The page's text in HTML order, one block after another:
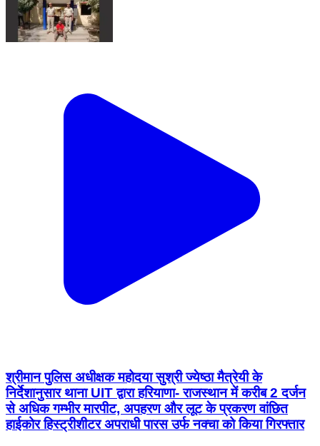
श्रीमान पुलिस अधीक्षक महोदया सुश्री ज्येष्ठा मैत्रेयी के
निर्देशानुसार थाना UIT द्वारा हरियाणा- राजस्थान में करीब 2 दर्जन
से अधिक गम्भीर मारपीट, अपहरण और लूट के प्रकरण वांछित
हाईकोर हिस्ट्रीशीटर अपराधी पारस उर्फ नक्चा को किया गिरफ्तार